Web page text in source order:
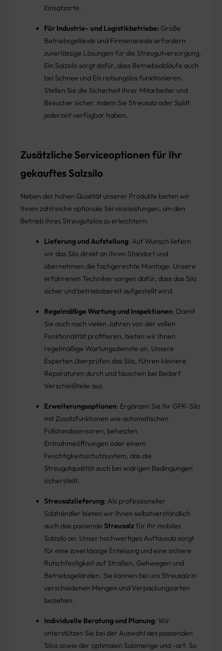
Einsatzorte.
Für Industrie- und Logistikbetriebe: Große
Betriebsgelände und Firmenareale erfordern
zuverlässige Lösungen für die Streugutversorgung.
Ein Salzsilo sorgt dafür, dass Betriebsabläufe auch
bei Schnee und Eis reibungslos funktionieren.
Stellen Sie die Sicherheit Ihrer Mitarbeiter und
Besucher sicher, indem Sie Streusalz oder Splitt
jederzeit verfügbar haben.
Zusätzliche Serviceoptionen für Ihr
gekauftes Salzsilo
Neben der hohen Qualität unserer Produkte bieten wir
Ihnen zahlreiche optionale Serviceleistungen, um den
Betrieb Ihres Streugutsilos zu erleichtern:
Lieferung und Aufstellung: Auf Wunsch liefern
wir das Silo direkt an Ihren Standort und
übernehmen die fachgerechte Montage. Unsere
erfahrenen Techniker sorgen dafür, dass das Silo
sicher und betriebsbereit aufgestellt wird.
Regelmäßige Wartung und Inspektionen: Damit
Sie auch nach vielen Jahren von der vollen
Funktionalität profitieren, bieten wir Ihnen
regelmäßige Wartungsdienste an. Unsere
Experten überprüfen das Silo, führen kleinere
Reparaturen durch und tauschen bei Bedarf
Verschleißteile aus.
Erweiterungsoptionen: Ergänzen Sie Ihr GFK-Silo
mit Zusatzfunktionen wie automatischen
Füllstandssensoren, beheizten
Entnahmeöffnungen oder einem
Feuchtigkeitsschutzsystem, das die
Streugutqualität auch bei widrigen Bedingungen
sicherstellt.
Streusalzlieferung: Als professioneller
Salzhändler bieten wir Ihnen selbstverständlich
auch das passende Streusalz für Ihr mobiles
Salzsilo an. Unser hochwertiges Auftausalz sorgt
für eine zuverlässige Enteisung und eine sichere
Rutschfestigkeit auf Straßen, Gehwegen und
Betriebsgeländen. Sie können bei uns Streusalz in
verschiedenen Mengen und Verpackungsarten
beziehen.
Individuelle Beratung und Planung: Wir
unterstützen Sie bei der Auswahl des passenden
Silos sowie der optimalen Salzmenge und -art. So